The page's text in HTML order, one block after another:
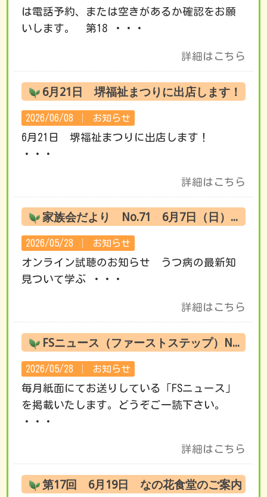
は電話予約、または空きがあるか確認をお願
いします。 第18 ・・・
詳細はこちら
6月21日 堺福祉まつりに出店します！
2026/06/08 │ お知らせ
6月21日 堺福祉まつりに出店します！
・・・
詳細はこちら
家族会だより No.71 6月7日（日） オンライン試聴のお知らせ
2026/05/28 │ お知らせ
オンライン試聴のお知らせ うつ病の最新知
見ついて学ぶ ・・・
詳細はこちら
FSニュース（ファーストステップ）No.220 6月の活動です
2026/05/28 │ お知らせ
毎月紙面にてお送りしている「FSニュース」
を掲載いたします。どうぞご一読下さい。
・・・
詳細はこちら
第17回 6月19日 なの花食堂のご案内